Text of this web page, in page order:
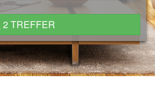
2 TREFFER